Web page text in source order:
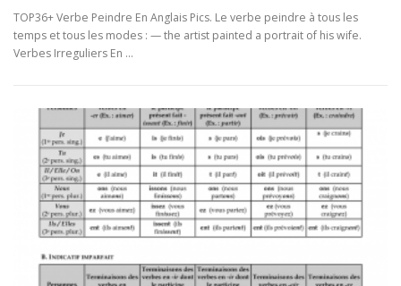
TOP36+ Verbe Peindre En Anglais Pics. Le verbe peindre à tous les
temps et tous les modes : — the artist painted a portrait of his wife.
Verbes Irreguliers En …